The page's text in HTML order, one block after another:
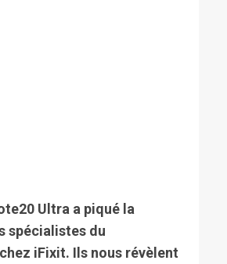
Ultra a piqué la
spécialistes du
iFixit. Ils nous révèlent